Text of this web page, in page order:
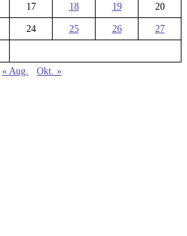
17 18 19 20
24 25 26 27
« Aug.
Okt. »